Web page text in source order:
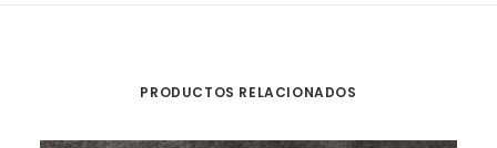
PRODUCTOS RELACIONADOS